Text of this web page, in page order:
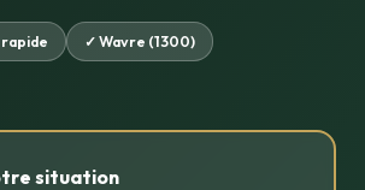
✓ Wavre (1300)
situation